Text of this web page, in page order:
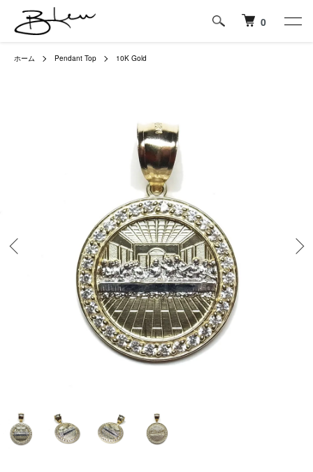
0
ホーム Pendant Top 10K Gold